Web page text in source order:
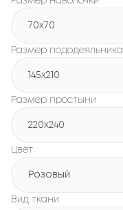
70x70
Размер пододеяльника
145x210
Размер простыни
220x240
Цвет
Розовый
Вид ткани